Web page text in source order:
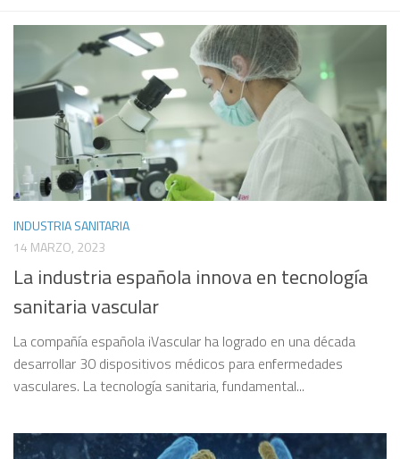
INDUSTRIA SANITARIA
14 MARZO, 2023
La industria española innova en tecnología
sanitaria vascular
La compañía española iVascular ha logrado en una década
desarrollar 30 dispositivos médicos para enfermedades
vasculares. La tecnología sanitaria, fundamental...